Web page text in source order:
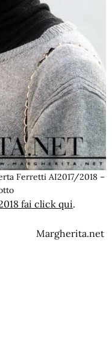
Ferretti AI2017/2018 –
fai click qui.
Margherita.net